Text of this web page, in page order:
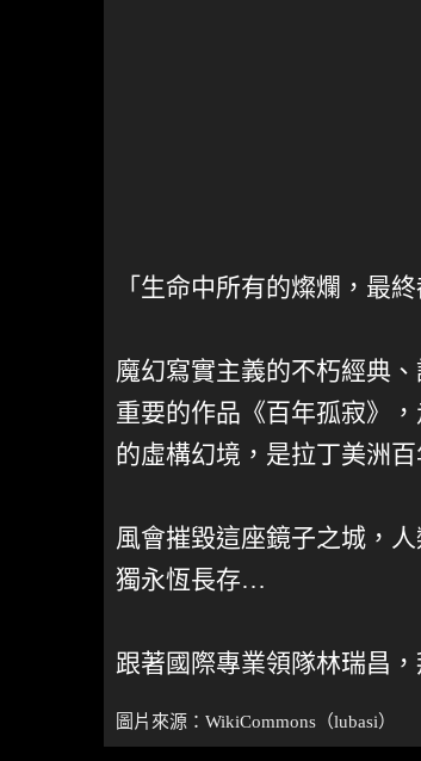
「生命中所有的燦爛，最
魔幻寫實主義的不朽經典
重要的作品《百年孤寂》
的虛構幻境，是拉丁美洲百
風會摧毀這座鏡子之城，
獨永恆長存…
跟著國際專業領隊林瑞昌
圖片來源： WikiCommons （lubasi）